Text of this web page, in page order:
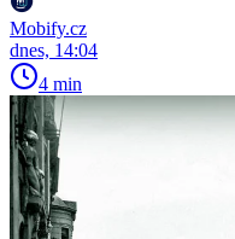
Mobify.cz
dnes, 14:04
4 min